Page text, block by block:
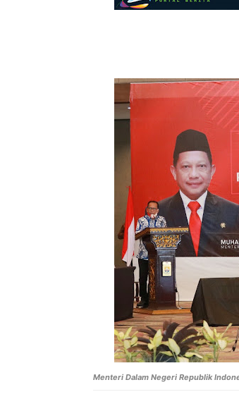
Menteri Dalam Negeri Republik